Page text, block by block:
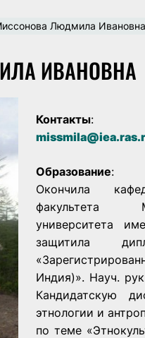
Людмила Ивановна
ИВАНОВНА
Контакты:
Образование:
Окончила
факультета
университета
защитила
Индия)». Науч.
Кандидатскую
этнологии и
по теме